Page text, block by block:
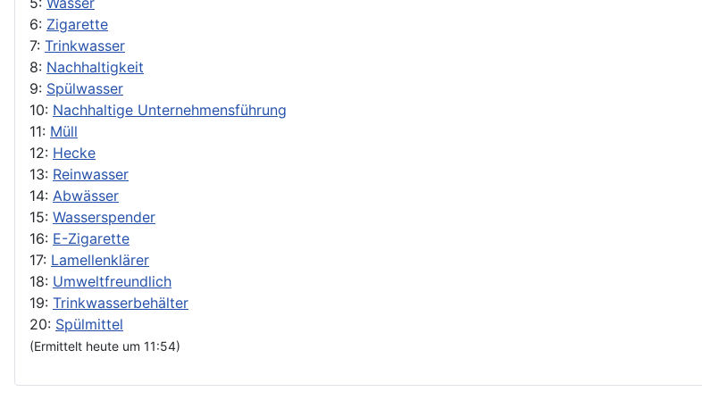
6: Zigarette
7: Trinkwasser
8: Nachhaltigkeit
9: Spülwasser
10: Nachhaltige Unternehmensführung
11: Müll
12: Hecke
13: Reinwasser
14: Abwässer
15: Wasserspender
16: E-Zigarette
17: Lamellenklärer
18: Umweltfreundlich
19: Trinkwasserbehälter
20: Spülmittel
(Ermittelt heute um 11:54)